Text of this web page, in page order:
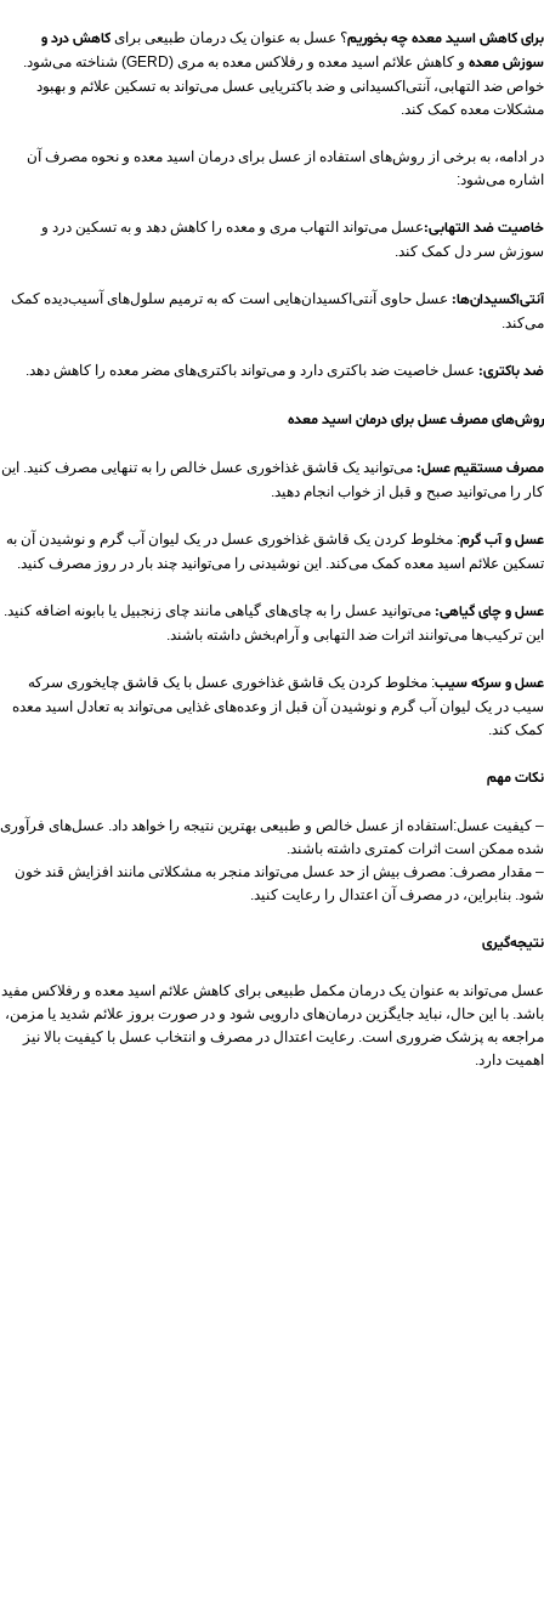
برای کاهش اسید معده چه بخوریم؟ عسل به عنوان یک درمان طبیعی برای کاهش درد و
سوزش معده
و کاهش علائم اسید معده و رفلاکس معده به مری (GERD) شناخته می‌شود.
خواص ضد التهابی، آنتی‌اکسیدانی و ضد باکتریایی عسل می‌تواند به تسکین علائم و بهبود
مشکلات معده کمک کند.
در ادامه، به برخی از روش‌های استفاده از عسل برای درمان اسید معده و نحوه مصرف آن
اشاره می‌شود:
خاصیت ضد التهابی:عسل می‌تواند التهاب مری و معده را کاهش دهد و به تسکین درد و
سوزش سر دل کمک کند.
آنتی‌اکسیدان‌ها: عسل حاوی آنتی‌اکسیدان‌هایی است که به ترمیم سلول‌های آسیب‌دیده کمک
می‌کند.
ضد باکتری: عسل خاصیت ضد باکتری دارد و می‌تواند باکتری‌های مضر معده را کاهش دهد.
روش‌های مصرف عسل برای درمان اسید معده
مصرف مستقیم عسل: می‌توانید یک قاشق غذاخوری عسل خالص را به تنهایی مصرف کنید. این
کار را می‌توانید صبح و قبل از خواب انجام دهید.
عسل و آب گرم: مخلوط کردن یک قاشق غذاخوری عسل در یک لیوان آب گرم و نوشیدن آن به
تسکین علائم اسید معده کمک می‌کند. این نوشیدنی را می‌توانید چند بار در روز مصرف کنید.
عسل و چای گیاهی: می‌توانید عسل را به چای‌های گیاهی مانند چای زنجبیل یا بابونه اضافه کنید.
این ترکیب‌ها می‌توانند اثرات ضد التهابی و آرام‌بخش داشته باشند.
عسل و سرکه سیب: مخلوط کردن یک قاشق غذاخوری عسل با یک قاشق چایخوری سرکه
سیب در یک لیوان آب گرم و نوشیدن آن قبل از وعده‌های غذایی می‌تواند به تعادل اسید معده
کمک کند.
نکات مهم
– کیفیت عسل:استفاده از عسل خالص و طبیعی بهترین نتیجه را خواهد داد. عسل‌های فرآوری
شده ممکن است اثرات کمتری داشته باشند.
– مقدار مصرف: مصرف بیش از حد عسل می‌تواند منجر به مشکلاتی مانند افزایش قند خون
شود. بنابراین، در مصرف آن اعتدال را رعایت کنید.
نتیجه‌گیری
عسل می‌تواند به عنوان یک درمان مکمل طبیعی برای کاهش علائم اسید معده و رفلاکس مفید
باشد. با این حال، نباید جایگزین درمان‌های دارویی شود و در صورت بروز علائم شدید یا مزمن،
مراجعه به پزشک ضروری است. رعایت اعتدال در مصرف و انتخاب عسل با کیفیت بالا نیز
اهمیت دارد.